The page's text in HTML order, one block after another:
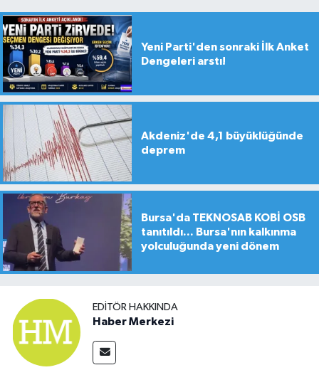
Yeni Parti'den sonraki İlk Anket
Dengeleri arstı!
Akdeniz'de 4,1 büyüklüğünde
deprem
Bursa'da TEKNOSAB KOBİ OSB
tanıtıldı... Bursa'nın kalkınma
yolculuğunda yeni dönem
EDITÖR HAKKINDA
Haber Merkezi